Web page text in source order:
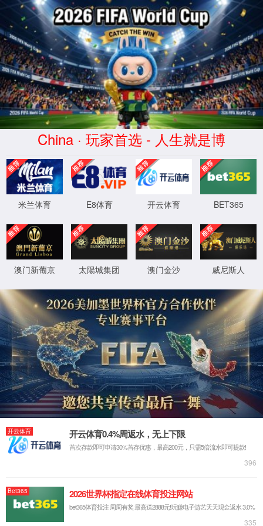
拉斯维加斯(Macau)股份有限公
司-Official website
4 4
您访问的页面去别的星球了
秒后返回主页